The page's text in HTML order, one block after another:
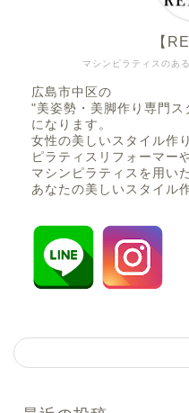
マシンピラティスのあ
【
広島市中区の
"美姿勢・美脚作り専門ス
になります。
女性の美しいスタイル作
ピラティスリフォーマー
マシンピラティスを用い
あなたの美しいスタイル